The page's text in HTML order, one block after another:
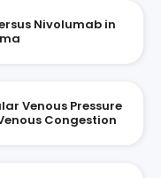
Nivolumab in
Venous Pressure
Congestion